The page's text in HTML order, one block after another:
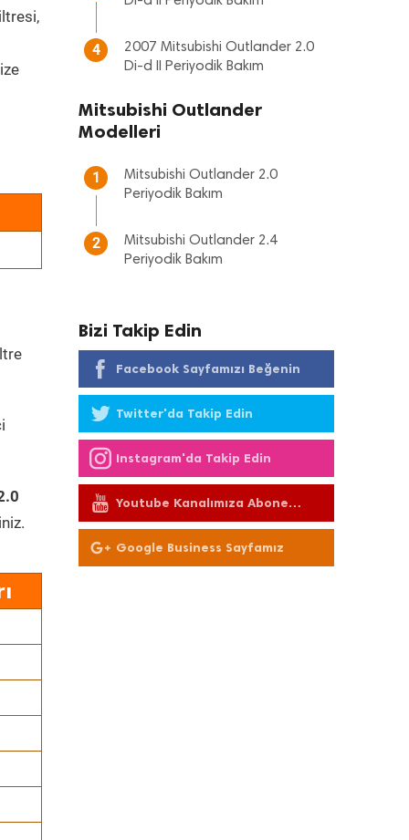
4
2007 Mitsubishi Outlander 2.0
Di-d II Periyodik Bakım
Mitsubishi Outlander
Modelleri
1
Mitsubishi Outlander 2.0
Periyodik Bakım
2
Mitsubishi Outlander 2.4
Periyodik Bakım
Bizi Takip Edin
Facebook Sayfamızı Beğenin
Twitter'da Takip Edin
Instagram'da Takip Edin
Youtube Kanalımıza Abone
Olun
Google Business Sayfamız